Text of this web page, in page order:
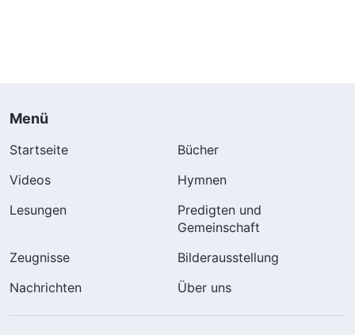
Menü
Startseite
Bücher
Videos
Hymnen
Lesungen
Predigten und
Gemeinschaft
Zeugnisse
Bilderausstellung
Nachrichten
Über uns